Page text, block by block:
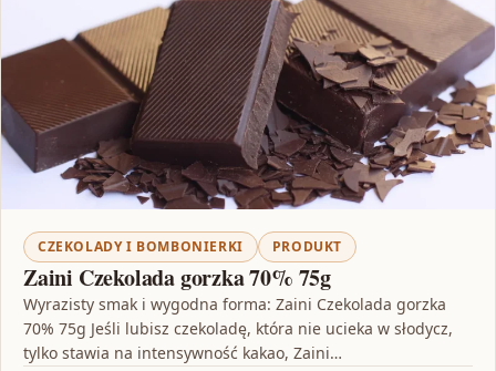
CZEKOLADY I BOMBONIERKI PRODUKT
Zaini Czekolada gorzka 70% 75g
Wyrazisty smak i wygodna forma: Zaini Czekolada gorzka
70% 75g Jeśli lubisz czekoladę, która nie ucieka w słodycz,
tylko stawia na intensywność kakao, Zaini…